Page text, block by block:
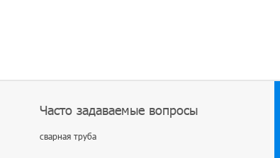
Часто задаваемые вопросы
сварная труба